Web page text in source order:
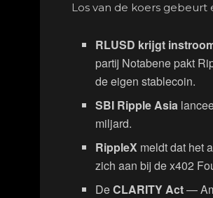
Los van de koers
RLUSD krijgt
partij Notabene pakt
de eigen stablecoin.
SBI Ripple Asia
miljard.
RippleX meldt dat het
zich aan bij de x402
DeCLARITY Act—